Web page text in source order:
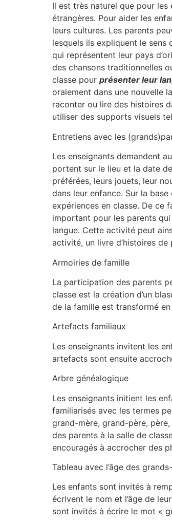
Il est très naturel que pour les
étrangères. Pour aider les
leurs cultures. Les parents
lesquels ils expliquent le
qui représentent leur pays
des chansons traditionnelles
classe pour présenter leur
oralement dans une nouvelle
raconter ou lire des histoires
utiliser des supports visuels
Entretiens avec les
Les enseignants demandent
portent sur le lieu et la date
préférées, leurs jouets, leur
dans leur enfance. Sur la
expériences en classe. De ce
important pour les parents
langue. Cette activité peut
activité, un livre d’histoires de
Armoiries de famille
La participation des parents
classe est la création d’un
de la famille est transformé
Artefacts familiaux
Les enseignants invitent les
artefacts sont ensuite
Arbre généalogique
Les enseignants initient les
familiarisés avec les termes
grand-mère, grand-père,
des parents à la salle de
encouragés à accrocher des
Tableau avec l’âge des
Les enfants sont invités à
écrivent le nom et l’âge de
sont invités à écrire le mot «